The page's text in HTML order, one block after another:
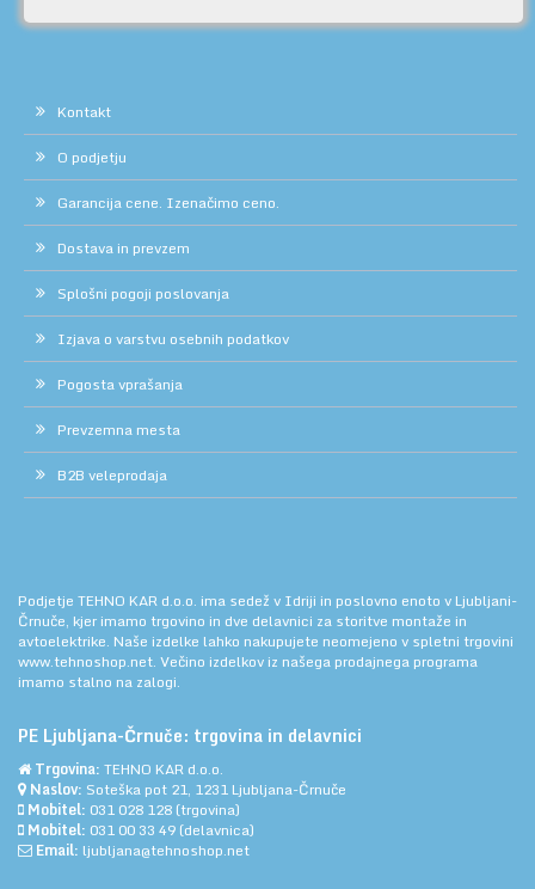
Kontakt
O podjetju
Garancija cene. Izenačimo ceno.
Dostava in prevzem
Splošni pogoji poslovanja
Izjava o varstvu osebnih podatkov
Pogosta vprašanja
Prevzemna mesta
B2B veleprodaja
Podjetje TEHNO KAR d.o.o. ima sedež v Idriji in poslovno enoto v Ljubljani-
Črnuče, kjer imamo trgovino in dve delavnici za storitve montaže in
avtoelektrike. Naše izdelke lahko nakupujete neomejeno v spletni trgovini
www.tehnoshop.net. Večino izdelkov iz našega prodajnega programa
imamo stalno na zalogi.
PE Ljubljana-Črnuče: trgovina in delavnici
Trgovina: TEHNO KAR d.o.o.
Naslov: Soteška pot 21, 1231 Ljubljana-Črnuče
Mobitel: 031 028 128 (trgovina)
Mobitel: 031 00 33 49 (delavnica)
Email: ljubljana@tehnoshop.net